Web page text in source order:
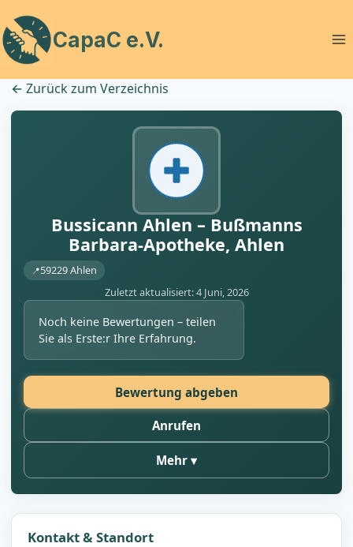
Inhalt
springen
CapaC e.V.
← Zurück zum Verzeichnis
Bussicann Ahlen – Bußmanns
Barbara-Apotheke, Ahlen
59229 Ahlen
Zuletzt aktualisiert: 4 Juni, 2026
Noch keine Bewertungen – teilen
Sie als Erste:r Ihre Erfahrung.
Bewertung abgeben
Anrufen
Mehr
Kontakt & Standort